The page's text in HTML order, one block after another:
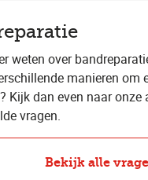
weten over
manieren om
Kijk dan even naar
vragen.
Bekijk alle